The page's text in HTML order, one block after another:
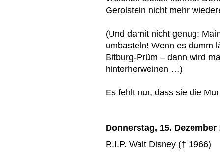
Gerolstein nicht mehr
(Und damit nicht genug:
umbasteln! Wenn es dumm
Bitburg-Prüm – dann wird
hinterherweinen …)
Es fehlt nur, dass sie die
Donnerstag, 15. Dezember
R.I.P. Walt Disney († 1966)